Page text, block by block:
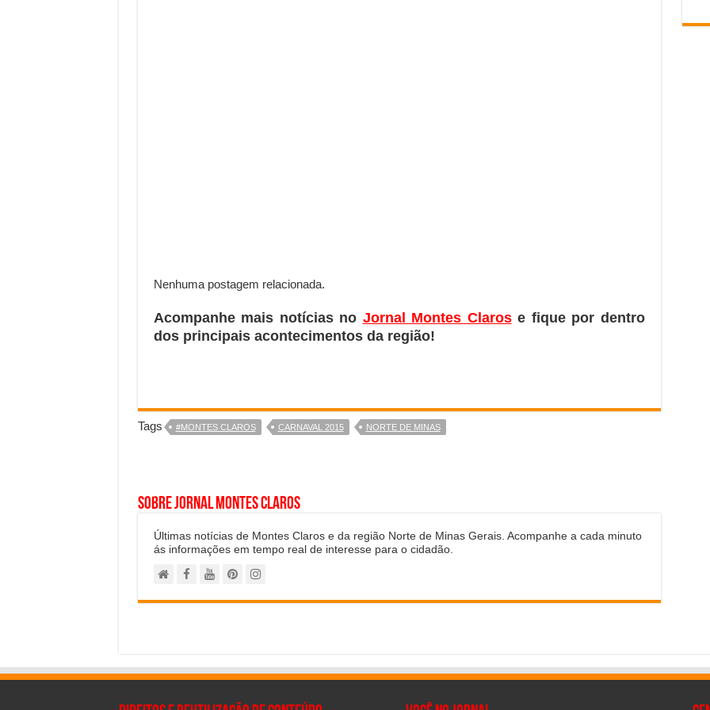
Nenhuma postagem relacionada.
Acompanhe mais notícias no Jornal Montes Clarose fique por dentro
dos principais acontecimentos da região!
Tags #MONTES CLAROS CARNAVAL 2015 NORTE DE MINAS
Sobre Jornal Montes Claros
Últimas notícias de Montes Claros e da região Norte de Minas Gerais. Acompanhe a cada minuto
ás informações em tempo real de interesse para o cidadão.